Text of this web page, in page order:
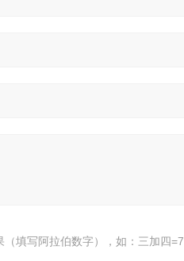
（填写阿拉伯数字），如：三加四=7